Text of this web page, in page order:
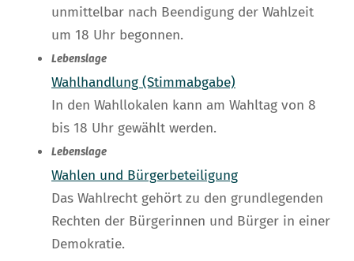
unmittelbar nach Beendigung der Wahlzeit
um 18 Uhr begonnen.
Lebenslage
Wahlhandlung (Stimmabgabe)
In den Wahllokalen kann am Wahltag von 8
bis 18 Uhr gewählt werden.
Lebenslage
Wahlen und Bürgerbeteiligung
Das Wahlrecht gehört zu den grundlegenden
Rechten der Bürgerinnen und Bürger in einer
Demokratie.